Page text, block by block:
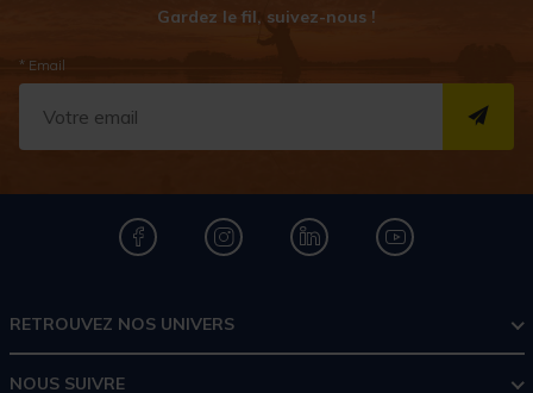
Gardez le fil, suivez-nous !
* Email
RETROUVEZ NOS UNIVERS
NOUS SUIVRE